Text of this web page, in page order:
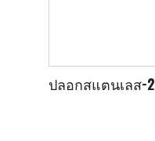
ปลอกสแตนเลส-2